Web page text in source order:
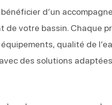
d’un
de votre bassin. Chaque
qualité de
des solutions